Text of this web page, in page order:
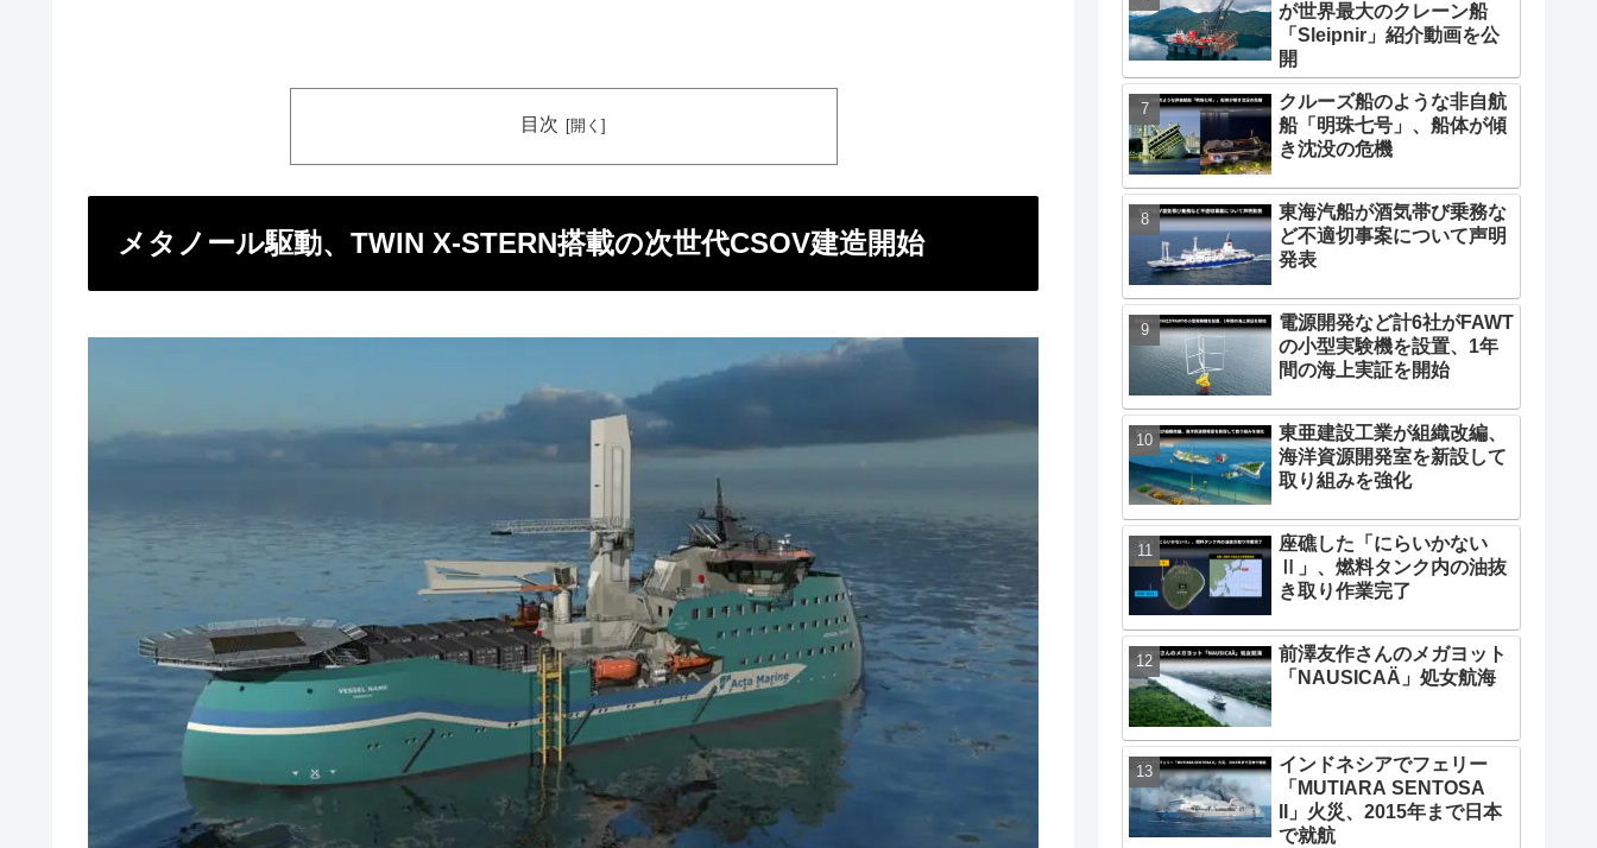
目次
メタノール駆動、TWIN X-STERN搭載の次世代CSOV建造開始
が世界最大のクレーン船
「Sleipnir」紹介動画を公
開
クルーズ船のような非自航
船「明珠七号」、船体が傾
き沈没の危機
東海汽船が酒気帯び乗務な
ど不適切事案について声明
発表
電源開発など計6社がFAWT
の小型実験機を設置、1年
間の海上実証を開始
東亜建設工業が組織改編、
海洋資源開発室を新設して
取り組みを強化
座礁した「にらいかない
Ⅱ」、燃料タンク内の油抜
き取り作業完了
前澤友作さんのメガヨット
「NAUSICAÄ」処女航海
インドネシアでフェリー
「MUTIARA SENTOSA
II」火災、2015年まで日本
で就航